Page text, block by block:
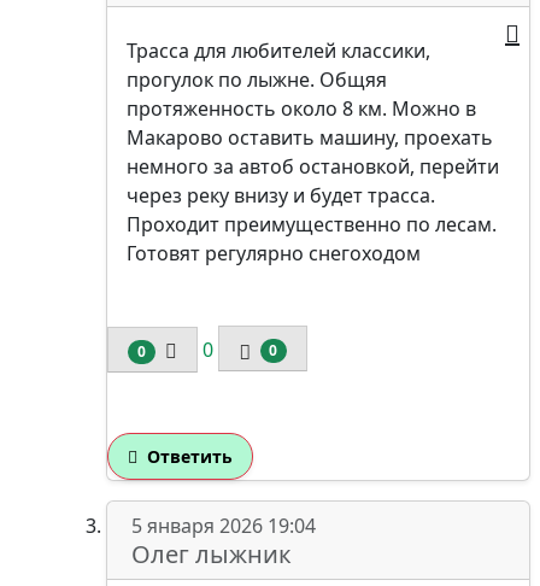
Трасса для любителей классики,
прогулок по лыжне. Общяя
протяженность около 8 км. Можно в
Макарово оставить машину, проехать
немного за автоб остановкой, перейти
через реку внизу и будет трасса.
Проходит преимущественно по лесам.
Готовят регулярно снегоходом
0 0 0
Ответить
5 января 2026 19:04
Олег лыжник